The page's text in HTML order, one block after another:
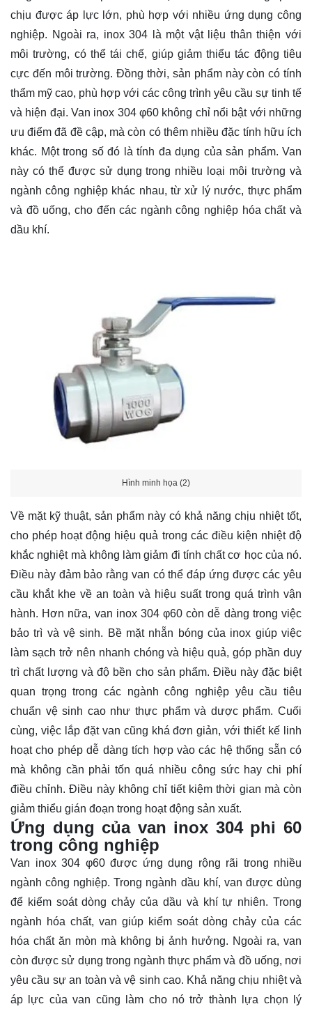
chịu được áp lực lớn, phù hợp với nhiều ứng dụng công
nghiệp. Ngoài ra, inox 304 là một vật liệu thân thiện với
môi trường, có thể tái chế, giúp giảm thiểu tác động tiêu
cực đến môi trường. Đồng thời, sản phẩm này còn có tính
thẩm mỹ cao, phù hợp với các công trình yêu cầu sự tinh tế
và hiện đại. Van inox 304 φ60 không chỉ nổi bật với những
ưu điểm đã đề cập, mà còn có thêm nhiều đặc tính hữu ích
khác. Một trong số đó là tính đa dụng của sản phẩm. Van
này có thể được sử dụng trong nhiều loại môi trường và
ngành công nghiệp khác nhau, từ xử lý nước, thực phẩm
và đồ uống, cho đến các ngành công nghiệp hóa chất và
dầu khí.
Hình minh họa (2)
Về mặt kỹ thuật, sản phẩm này có khả năng chịu nhiệt tốt,
cho phép hoạt động hiệu quả trong các điều kiện nhiệt độ
khắc nghiệt mà không làm giảm đi tính chất cơ học của nó.
Điều này đảm bảo rằng van có thể đáp ứng được các yêu
cầu khắt khe về an toàn và hiệu suất trong quá trình vận
hành. Hơn nữa, van inox 304 φ60 còn dễ dàng trong việc
bảo trì và vệ sinh. Bề mặt nhẵn bóng của inox giúp việc
làm sạch trở nên nhanh chóng và hiệu quả, góp phần duy
trì chất lượng và độ bền cho sản phẩm. Điều này đặc biệt
quan trọng trong các ngành công nghiệp yêu cầu tiêu
chuẩn vệ sinh cao như thực phẩm và dược phẩm. Cuối
cùng, việc lắp đặt van cũng khá đơn giản, với thiết kế linh
hoạt cho phép dễ dàng tích hợp vào các hệ thống sẵn có
mà không cần phải tốn quá nhiều công sức hay chi phí
điều chỉnh. Điều này không chỉ tiết kiệm thời gian mà còn
giảm thiểu gián đoạn trong hoạt động sản xuất.
Ứng dụng của van inox 304 phi 60
trong công nghiệp
Van inox 304 φ60 được ứng dụng rộng rãi trong nhiều
ngành công nghiệp. Trong ngành dầu khí, van được dùng
để kiểm soát dòng chảy của dầu và khí tự nhiên. Trong
ngành hóa chất, van giúp kiểm soát dòng chảy của các
hóa chất ăn mòn mà không bị ảnh hưởng. Ngoài ra, van
còn được sử dụng trong ngành thực phẩm và đồ uống, nơi
yêu cầu sự an toàn và vệ sinh cao. Khả năng chịu nhiệt và
áp lực của van cũng làm cho nó trở thành lựa chọn lý